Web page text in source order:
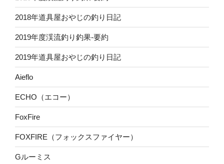
2018年道具屋おやじの釣り日記
2019年度渓流釣り釣果-要約
2019年道具屋おやじの釣り日記
Aieflo
ECHO（エコー）
FoxFire
FOXFIRE（フォックスファイヤー）
Gルーミス